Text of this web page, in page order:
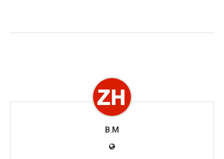
B.M